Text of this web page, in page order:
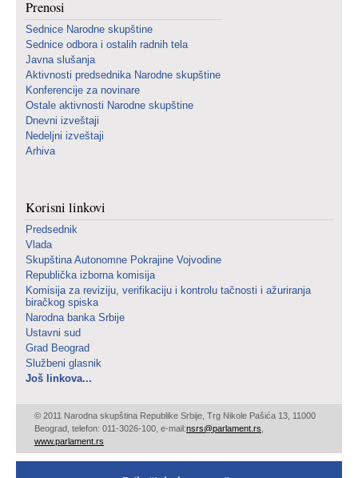
Prenosi
Sednice Narodne skupštine
Sednice odbora i ostalih radnih tela
Javna slušanja
Aktivnosti predsednika Narodne skupštine
Konferencije za novinare
Ostale aktivnosti Narodne skupštine
Dnevni izveštaji
Nedeljni izveštaji
Arhiva
Korisni linkovi
Predsednik
Vlada
Skupština Autonomne Pokrajine Vojvodine
Republička izborna komisija
Komisija za reviziju, verifikaciju i kontrolu tačnosti i ažuriranja
biračkog spiska
Narodna banka Srbije
Ustavni sud
Grad Beograd
Službeni glasnik
Još linkova...
© 2011 Narodna skupština Republike Srbije, Trg Nikole Pašića 13, 11000
Beograd, telefon: 011-3026-100, e-mail:nsrs@parlament.rs
www.parlament.rs